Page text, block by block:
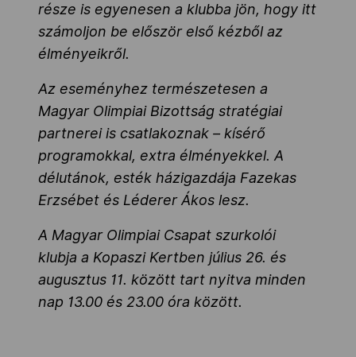
része is egyenesen a klubba jön, hogy itt
számoljon be először első kézből az
élményeikről.
Az eseményhez természetesen a
Magyar Olimpiai Bizottság stratégiai
partnerei is csatlakoznak – kísérő
programokkal, extra élményekkel. A
délutánok, esték házigazdája Fazekas
Erzsébet és Léderer Ákos lesz.
A Magyar Olimpiai Csapat szurkolói
klubja a Kopaszi Kertben július 26. és
augusztus 11. között tart nyitva minden
nap 13.00 és 23.00 óra között.